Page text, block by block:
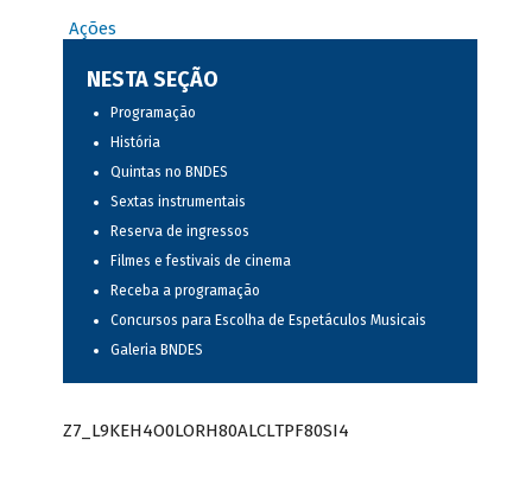
Ações
NESTA SEÇÃO
Programação
História
Quintas no BNDES
Sextas instrumentais
Reserva de ingressos
Filmes e festivais de cinema
Receba a programação
Concursos para Escolha de Espetáculos Musicais
Galeria BNDES
Z7_L9KEH4O0LORH80ALCLTPF80SI4